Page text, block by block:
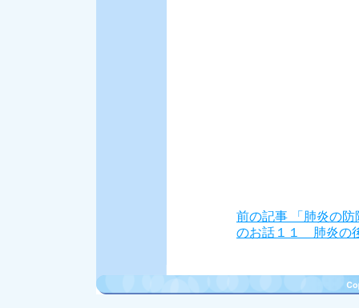
前の記事 「肺炎の
のお話１１ 肺炎の